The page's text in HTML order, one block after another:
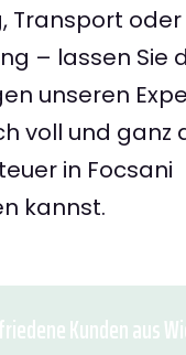
Transport oder
– lassen Sie
unseren
voll und ganz
in Focsani
kannst.
Kunden aus